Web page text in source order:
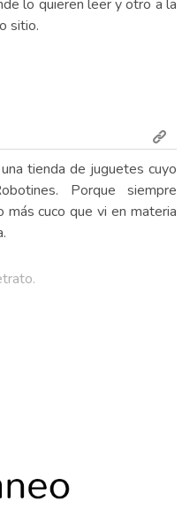
lo quieren leer y otro a la
sitio.
tienda de juguetes cuyo
Porque siempre
cuco que vi en materia